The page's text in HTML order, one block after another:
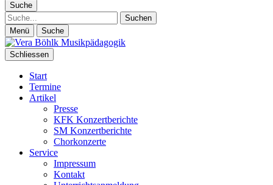
Suche
Suche
Menü Suche
Schliessen
Start
Termine
Artikel
Presse
KFK Konzertberichte
SM Konzertberichte
Chorkonzerte
Service
Impressum
Kontakt